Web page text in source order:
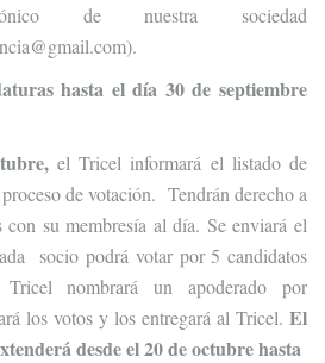
de nuestra sociedad
hasta el día 30 de septiembre
el Tricel informará el listado de
de votación. Tendrán derecho a
con su membresía al día. Se enviará el
socio podrá votar por 5 candidatos
nombrará un apoderado por
los votos y los entregará al Tricel. El
desde el 20 de octubre hasta